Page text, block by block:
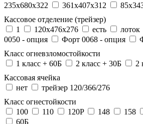
235x680x322
361x407x312
Кассовое отделение (трейзер)
1
120х476х276 есть лоток
0050 - опция
Форт 0068 - опция
Класс огневзломостойкости
1 класс + 60Б
2 класс + 30Б
2
Кассовая ячейка
нет
трейзер 120/366/276
Класс огнестойкости
100
110 120P 148 158
60Б